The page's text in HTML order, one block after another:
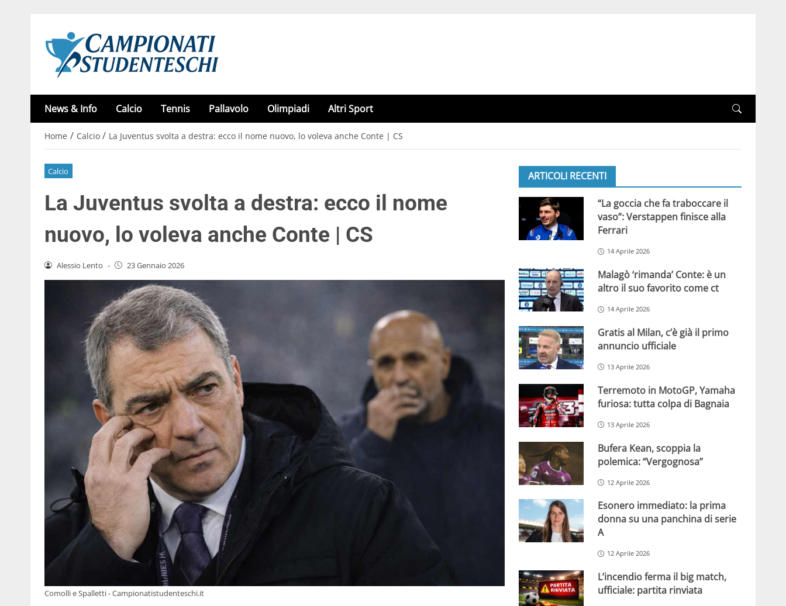
News & Info Calcio Tennis Pallavolo Olimpiadi Altri Sport
Home / Calcio / La Juventus svolta a destra: ecco il nome nuovo, lo voleva anche Conte | CS
Calcio
La Juventus svolta a destra: ecco il nome
nuovo, lo voleva anche Conte | CS
Alessio Lento - 23 Gennaio 2026
Comolli e Spalletti - Campionatistudenteschi.it
ARTICOLI RECENTI
“La goccia che fa traboccare il
vaso”: Verstappen finisce alla
Ferrari
14 Aprile 2026
Malagò ‘rimanda’ Conte: è un
altro il suo favorito come ct
14 Aprile 2026
Gratis al Milan, c’è già il primo
annuncio ufficiale
13 Aprile 2026
Terremoto in MotoGP, Yamaha
furiosa: tutta colpa di Bagnaia
13 Aprile 2026
Bufera Kean, scoppia la
polemica: “Vergognosa”
12 Aprile 2026
Esonero immediato: la prima
donna su una panchina di serie
A
12 Aprile 2026
L’incendio ferma il big match,
ufficiale: partita rinviata